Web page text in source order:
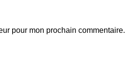
pour mon prochain commentaire.